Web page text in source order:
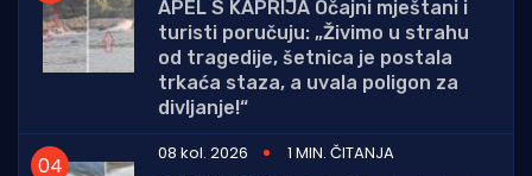
APEL S KAPRIJA Očajni mještani i
turisti poručuju: „Živimo u strahu
od tragedije, šetnica je postala
trkaća staza, a uvala poligon za
divljanje!“
08 kol. 2026
1 MIN. ČITANJA